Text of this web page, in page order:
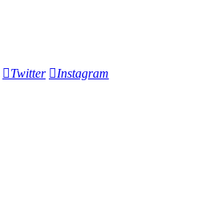
Twitter Instagram